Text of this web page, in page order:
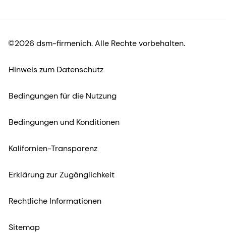
©2026 dsm-firmenich. Alle Rechte vorbehalten.
Hinweis zum Datenschutz
Bedingungen für die Nutzung
Bedingungen und Konditionen
Kalifornien-Transparenz
Erklärung zur Zugänglichkeit
Rechtliche Informationen
Sitemap